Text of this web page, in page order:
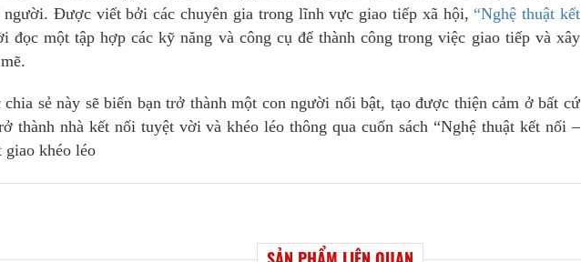
Được viết bởi các chuyên gia trong lĩnh vực giao tiếp xã hội, “Nghệ thuật kết
đọc một tập hợp các kỹ năng và công cụ để thành công trong việc giao tiếp và xây
sẻ này sẽ biến bạn trở thành một con người nổi bật, tạo được thiện cảm ở bất cứ
thành nhà kết nối tuyệt vời và khéo léo thông qua cuốn sách “Nghệ thuật kết nối –
giao khéo léo